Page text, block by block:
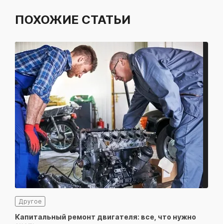
ПОХОЖИЕ СТАТЬИ
Другое
Капитальный ремонт двигателя: все, что нужно